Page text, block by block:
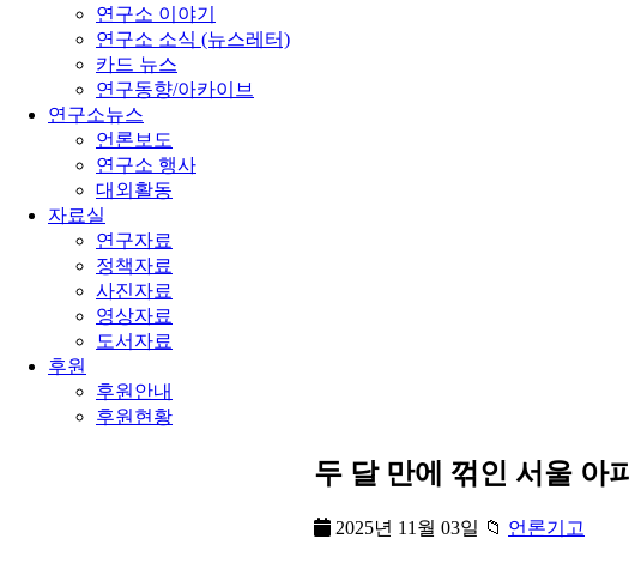
연구소 이야기
연구소 소식 (뉴스레터)
카드 뉴스
연구동향/아카이브
연구소뉴스
언론보도
연구소 행사
대외활동
자료실
연구자료
정책자료
사진자료
영상자료
도서자료
후원
후원안내
후원현황
두 달 만에 꺾인 서울
2025년 11월 03일 📁 언론기고